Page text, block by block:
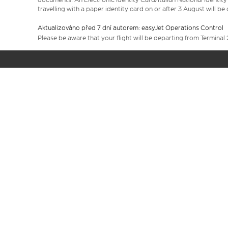
travelling with a paper identity card on or after 3 August will be
Aktualizováno před 7 dní autorem: easyJet Operations Control
Please be aware that your flight will be departing from Terminal